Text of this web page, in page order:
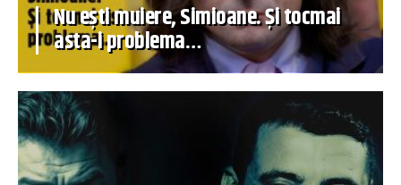
Nu ești muiere, Simioane. Și tocmai
asta-i problema…